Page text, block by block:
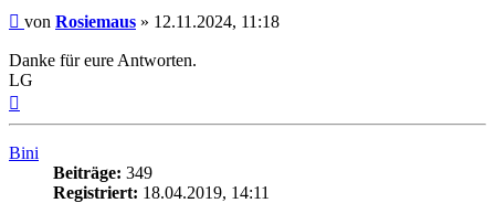
Beitrag
von Rosiemaus » 12.11.2024, 11:18
Danke für eure Antworten.
LG
Bini
Beiträge: 349
Registriert: 18.04.2019, 14:11